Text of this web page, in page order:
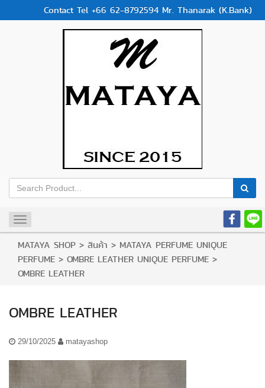
Contact Tel +66 62-8792594 Mr. Thanarak (K.Bank)
Toggle
navigation
MATAYA SHOP > สินค้า > MATAYA PERFUME UNIQUE
PERFUME > OMBRE LEATHER UNIQUE PERFUME >
OMBRE LEATHER
OMBRE LEATHER
29/10/2025 matayashop